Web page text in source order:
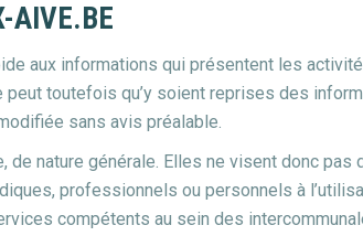
AIVE.BE
aux informations qui présentent les
toutefois qu’y soient reprises des
sans avis préalable.
nature générale. Elles ne visent donc
professionnels ou personnels à
compétents au sein des